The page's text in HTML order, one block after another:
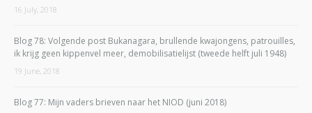
16 July, 2018
Blog 78: Volgende post Bukanagara, brullende kwajongens, patrouilles,
ik krijg geen kippenvel meer, demobilisatielijst (tweede helft juli 1948)
19 June, 2018
Blog 77: Mijn vaders brieven naar het NIOD (juni 2018)